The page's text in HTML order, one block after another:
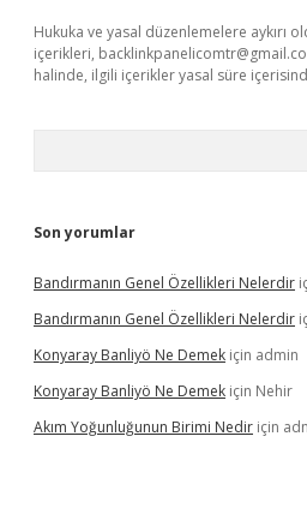
Hukuka ve yasal düzenlemelere aykırı
içerikleri,
halinde, ilgili içerikler yasal süre
Son yorumlar
Bandırmanın Genel Özellikleri Nelerdir
Bandırmanın Genel Özellikleri Nelerdir
Konyaray Banliyö Ne Demek için admin
Konyaray Banliyö Ne Demek için Nehir
Akım Yoğunluğunun Birimi Nedir için